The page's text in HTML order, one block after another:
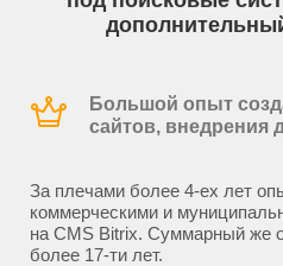
Большой опыт
сайтов, внедрения
За плечами более 4-ех лет
коммерческими и
на CMS Bitrix. Суммарный же
более 17-ти лет.